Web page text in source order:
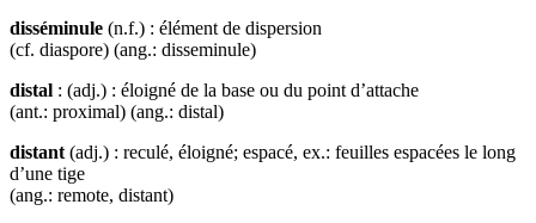
disséminule (n.f.) : élément de dispersion
(cf. diaspore) (ang.: disseminule)
distal : (adj.) : éloigné de la base ou du point d’attache
(ant.: proximal) (ang.: distal)
distant (adj.) : reculé, éloigné; espacé, ex.: feuilles espacées le long
d’une tige
(ang.: remote, distant)